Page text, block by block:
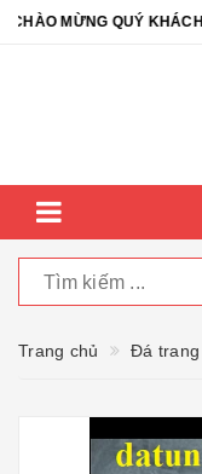
MỪNG QUÝ KHÁCH
Trang chủ Đá